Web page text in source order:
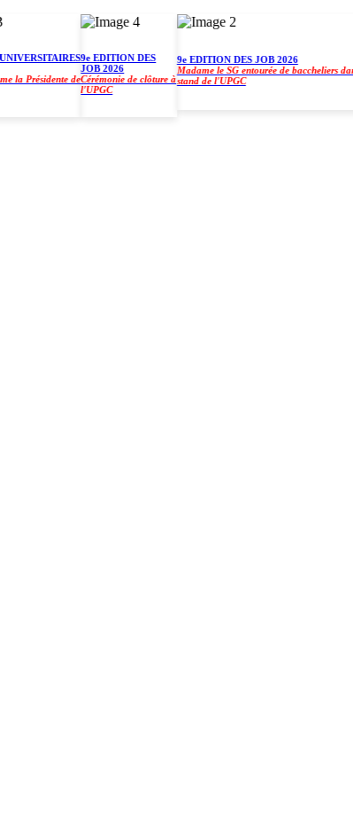
Présidente de
9e EDITION DES
JOB 2026
Cérémonie de clôture à
l'UPGC
9e EDITION DES JOB 2026
Madame le SG entourée de baccheliers dans le
stand de l'UPGC